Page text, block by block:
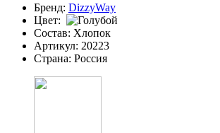
Бренд: DizzyWay
Цвет:
Состав: Хлопок
Артикул: 20223
Страна: Россия